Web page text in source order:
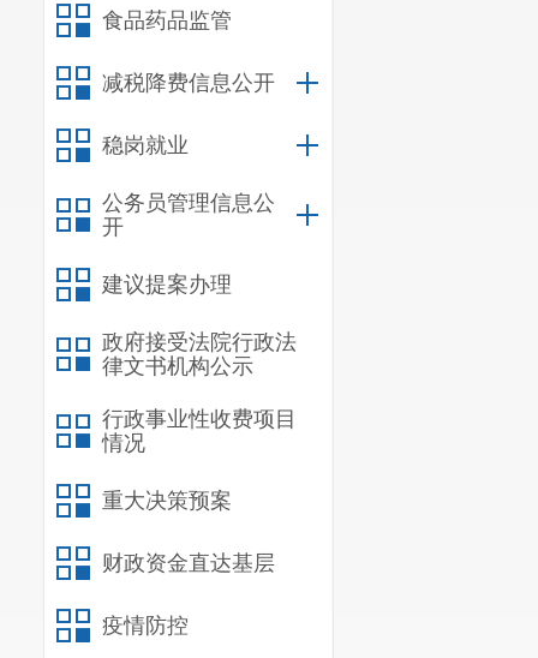
食品药品监管
减税降费信息公开
稳岗就业
公务员管理信息公
开
建议提案办理
政府接受法院行政法
律文书机构公示
行政事业性收费项目
情况
重大决策预案
财政资金直达基层
疫情防控